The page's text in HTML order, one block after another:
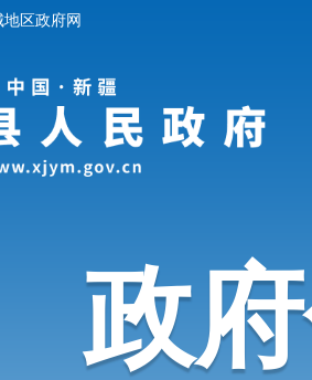
地区政府网
政